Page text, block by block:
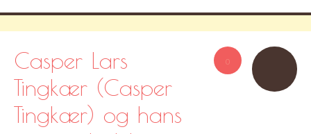
0
Casper Lars
Tingkær (Casper
Tingkær) og hans